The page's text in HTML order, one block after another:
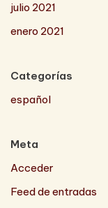
julio 2021
enero 2021
Categorías
español
Meta
Acceder
Feed de entradas